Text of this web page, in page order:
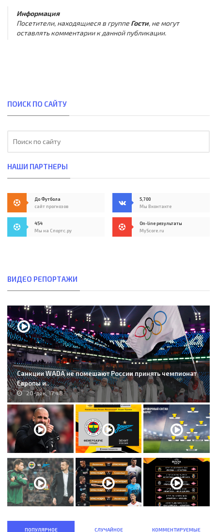
Информация
Посетители, находящиеся в группе Гости, не могут
оставлять комментарии к данной публикации.
ПОИСК ПО САЙТУ
НАШИ ПАРТНЕРЫ
До Футбола
сайт прогнозов
5,700
Мы Вконтакте
454
Мы на Спортс.ру
On-line результаты
MyScore.ru
ВИДЕО РЕПОРТАЖИ
Санкции WADA не помешают России принять чемпионат
Европы и..
20-дек, 17:48
ПОПУЛЯРНОЕ СЛУЧАЙНОЕ КОММЕНТИРУЕМЫЕ